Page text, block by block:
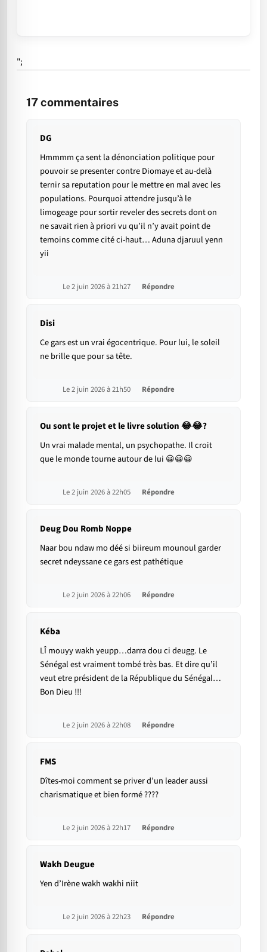
";
17commentaires
DG
Hmmmm ça sent la dénonciation politique pour
pouvoir se presenter contre Diomaye et au-delà
ternir sa reputation pour le mettre en mal avec les
populations. Pourquoi attendre jusqu’à le
limogeage pour sortir reveler des secrets dont on
ne savait rien à priori vu qu’il n’y avait point de
temoins comme cité ci-haut… Aduna djaruul yenn
yii
Le 2 juin 2026 à 21h27 Répondre
Disi
Ce gars est un vrai égocentrique. Pour lui, le soleil
ne brille que pour sa tête.
Le 2 juin 2026 à 21h50 Répondre
Ou sont le projet et le livre solution 😂😂?
Un vrai malade mental, un psychopathe. Il croit
que le monde tourne autour de lui 😀😀😀
Le 2 juin 2026 à 22h05 Répondre
Deug Dou Romb Noppe
Naar bou ndaw mo déé si biireum mounoul garder
secret ndeyssane ce gars est pathétique
Le 2 juin 2026 à 22h06 Répondre
Kéba
LÎ mouyy wakh yeupp…darra dou ci deugg. Le
Sénégal est vraiment tombé très bas. Et dire qu’il
veut etre président de la République du Sénégal…
Bon Dieu !!!
Le 2 juin 2026 à 22h08 Répondre
FMS
Dîtes-moi comment se priver d’un leader aussi
charismatique et bien formé ????
Le 2 juin 2026 à 22h17 Répondre
Wakh Deugue
Yen d’Irène wakh wakhi niit
Le 2 juin 2026 à 22h23 Répondre